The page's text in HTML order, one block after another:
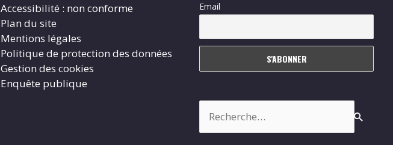
Accessibilité : non conforme
Plan du site
Mentions légales
Politique de protection des données
Gestion des cookies
Enquête publique
Email